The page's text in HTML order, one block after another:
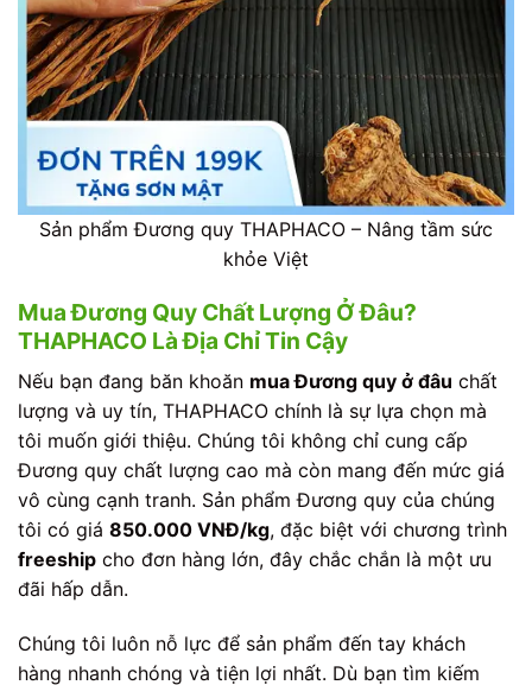
Sản phẩm Đương quy THAPHACO – Nâng tầm sức
khỏe Việt
Mua Đương Quy Chất Lượng Ở Đâu?
THAPHACO Là Địa Chỉ Tin Cậy
Nếu bạn đang băn khoăn mua Đương quy ở đâu chất
lượng và uy tín, THAPHACO chính là sự lựa chọn mà
tôi muốn giới thiệu. Chúng tôi không chỉ cung cấp
Đương quy chất lượng cao mà còn mang đến mức giá
vô cùng cạnh tranh. Sản phẩm Đương quy của chúng
tôi có giá 850.000 VNĐ/kg, đặc biệt với chương trình
freeship cho đơn hàng lớn, đây chắc chắn là một ưu
đãi hấp dẫn.
Chúng tôi luôn nỗ lực để sản phẩm đến tay khách
hàng nhanh chóng và tiện lợi nhất. Dù bạn tìm kiếm